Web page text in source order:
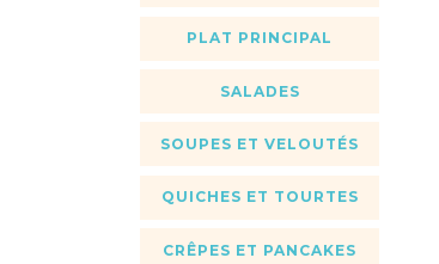
PLAT PRINCIPAL
SALADES
SOUPES ET VELOUTÉS
QUICHES ET TOURTES
CRÊPES ET PANCAKES